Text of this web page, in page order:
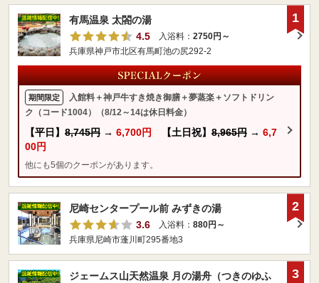
有馬温泉 太閤の湯
4.5
入浴料： 2750円～
兵庫県神戸市北区有馬町池の尻292-2
期間限定
入館料＋神戸牛すき焼き御膳＋夢蒸楽＋ソフトドリン
ク（コード1004）（8/12～14は休日料金）
【平日】 8,745円 → 6,700円 【土日祝】 8,965円 → 6,7
00円
他にも5個のクーポンがあります。
1
尼崎センタープール前 みずきの湯
3.6
入浴料： 880円～
兵庫県尼崎市蓬川町295番地3
2
ジェームス山天然温泉 月の湯舟（つきのゆふ
3